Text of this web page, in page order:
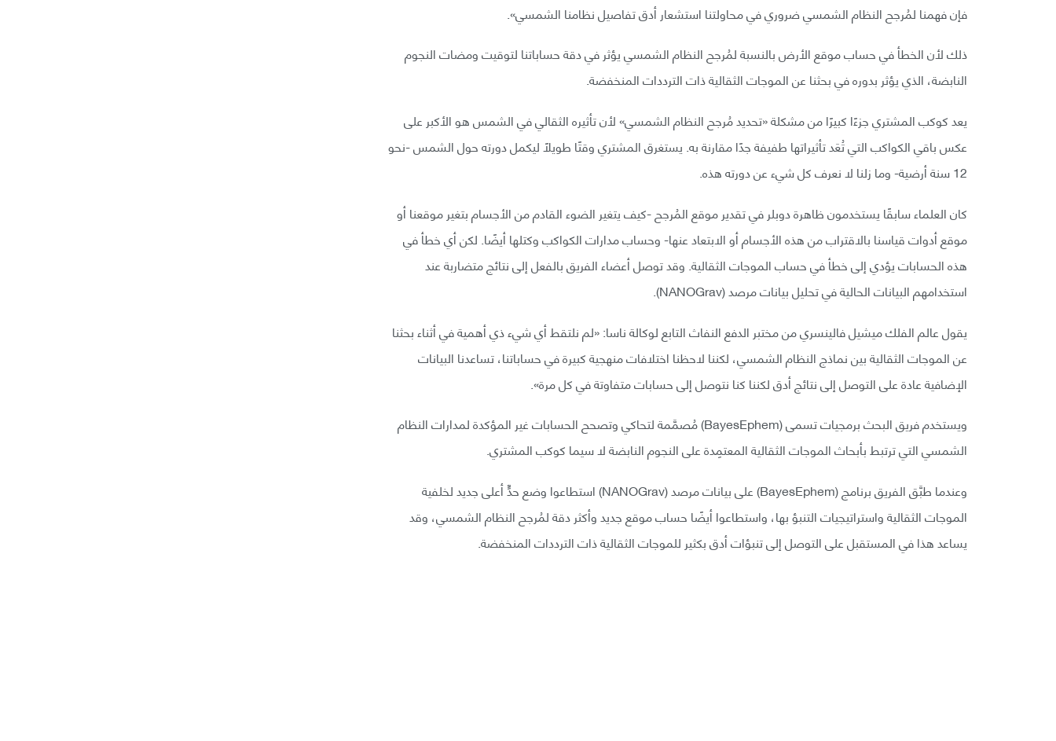
فإن فهمنا لمُرجح النظام الشمسي ضروري في محاولتنا استشعار أدق تفاصيل نظامنا الشمسي».
ذلك لأن الخطأ في حساب موقع الأرض بالنسبة لمُرجح النظام الشمسي يؤثر في دقة حساباتنا لتوقيت ومضات النجوم
النابضة، الذي يؤثر بدوره في بحثنا عن الموجات الثقالية ذات الترددات المنخفضة.
يعد كوكب المشتري جزءًا كبيرًا من مشكلة «تحديد مُرجح النظام الشمسي» لأن تأثيره الثقالي في الشمس هو الأكبر على
عكس باقي الكواكب التي تُعَد تأثيراتها طفيفة جدًا مقارنة به. يستغرق المشتري وقتًا طويلًا ليكمل دورته حول الشمس -نحو
12 سنة أرضية- وما زلنا لا نعرف كل شيء عن دورته هذه.
كان العلماء سابقًا يستخدمون ظاهرة دوبلر في تقدير موقع المُرجح -كيف يتغير الضوء القادم من الأجسام بتغير موقعنا أو
موقع أدوات قياسنا بالاقتراب من هذه الأجسام أو الابتعاد عنها- وحساب مدارات الكواكب وكتلها أيضًا. لكن أي خطأ في
هذه الحسابات يؤدي إلى خطأ في حساب الموجات الثقالية. وقد توصل أعضاء الفريق بالفعل إلى نتائج متضاربة عند
استخدامهم البيانات الحالية في تحليل بيانات مرصد (NANOGrav).
يقول عالم الفلك ميشيل فالينسري من مختبر الدفع النفاث التابع لوكالة ناسا: «لم نلتقط أي شيء ذي أهمية في أثناء بحثنا
عن الموجات الثقالية بين نماذج النظام الشمسي، لكننا لاحظنا اختلافات منهجية كبيرة في حساباتنا، تساعدنا البيانات
الإضافية عادة على التوصل إلى نتائج أدق لكننا كنا نتوصل إلى حسابات متفاوتة في كل مرة».
ويستخدم فريق البحث برمجيات تسمى (BayesEphem) مُصمَّمة لتحاكي وتصحح الحسابات غير المؤكدة لمدارات النظام
الشمسي التي ترتبط بأبحاث الموجات الثقالية المعتمِدة على النجوم النابضة لا سيما كوكب المشتري.
وعندما طبَّق الفريق برنامج (BayesEphem) على بيانات مرصد (NANOGrav) استطاعوا وضع حدٍّ أعلى جديد لخلفية
الموجات الثقالية واستراتيجيات التنبؤ بها، واستطاعوا أيضًا حساب موقع جديد وأكثر دقة لمُرجح النظام الشمسي، وقد
يساعد هذا في المستقبل على التوصل إلى تنبؤات أدق بكثير للموجات الثقالية ذات الترددات المنخفضة.